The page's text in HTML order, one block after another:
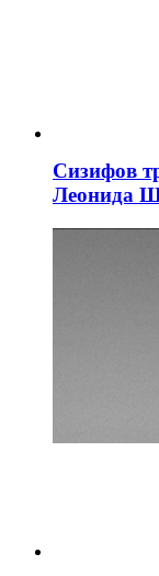
Сизифов
Леонида